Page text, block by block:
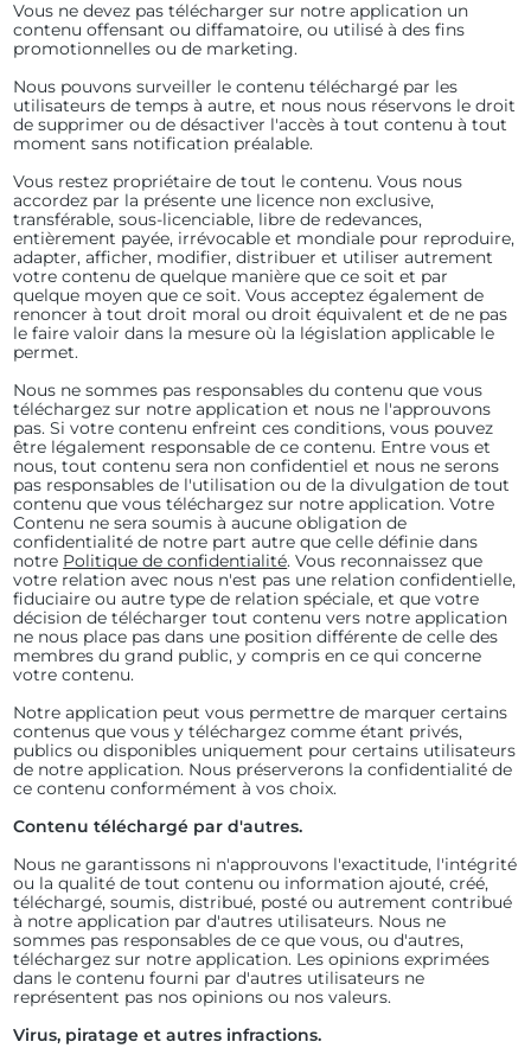
Vous ne devez pas télécharger sur notre application un
contenu offensant ou diffamatoire, ou utilisé à des fins
promotionnelles ou de marketing.
Nous pouvons surveiller le contenu téléchargé par les
utilisateurs de temps à autre, et nous nous réservons le droit
de supprimer ou de désactiver l'accès à tout contenu à tout
moment sans notification préalable.
Vous restez propriétaire de tout le contenu. Vous nous
accordez par la présente une licence non exclusive,
transférable, sous-licenciable, libre de redevances,
entièrement payée, irrévocable et mondiale pour reproduire,
adapter, afficher, modifier, distribuer et utiliser autrement
votre contenu de quelque manière que ce soit et par
quelque moyen que ce soit. Vous acceptez également de
renoncer à tout droit moral ou droit équivalent et de ne pas
le faire valoir dans la mesure où la législation applicable le
permet.
Nous ne sommes pas responsables du contenu que vous
téléchargez sur notre application et nous ne l'approuvons
pas. Si votre contenu enfreint ces conditions, vous pouvez
être légalement responsable de ce contenu. Entre vous et
nous, tout contenu sera non confidentiel et nous ne serons
pas responsables de l'utilisation ou de la divulgation de tout
contenu que vous téléchargez sur notre application. Votre
Contenu ne sera soumis à aucune obligation de
confidentialité de notre part autre que celle définie dans
notre Politique de confidentialité. Vous reconnaissez que
votre relation avec nous n'est pas une relation confidentielle,
fiduciaire ou autre type de relation spéciale, et que votre
décision de télécharger tout contenu vers notre application
ne nous place pas dans une position différente de celle des
membres du grand public, y compris en ce qui concerne
votre contenu.
Notre application peut vous permettre de marquer certains
contenus que vous y téléchargez comme étant privés,
publics ou disponibles uniquement pour certains utilisateurs
de notre application. Nous préserverons la confidentialité de
ce contenu conformément à vos choix.
Contenu téléchargé par d'autres.
Nous ne garantissons ni n'approuvons l'exactitude, l'intégrité
ou la qualité de tout contenu ou information ajouté, créé,
téléchargé, soumis, distribué, posté ou autrement contribué
à notre application par d'autres utilisateurs. Nous ne
sommes pas responsables de ce que vous, ou d'autres,
téléchargez sur notre application. Les opinions exprimées
dans le contenu fourni par d'autres utilisateurs ne
représentent pas nos opinions ou nos valeurs.
Virus, piratage et autres infractions.